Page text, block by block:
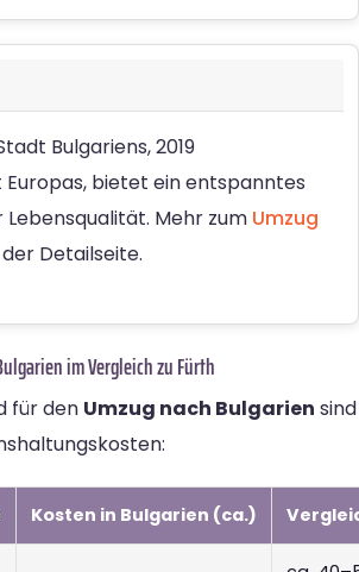
Bulgariens, 2019
bietet ein entspanntes
Mehr zum Umzug
Detailseite.
im Vergleich zu Fürth
für den Umzug nach Bulgarien sind
Kosten in Bulgarien (ca.)